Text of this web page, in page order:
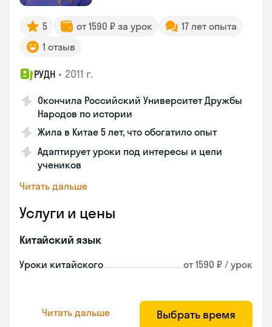
5 от 1590 ₽ за урок
17 лет опыта
1 отзыв
РУДН • 2011 г.
Окончила Российский Университет Дружбы
Народов по истории
Жила в Китае 5 лет, что обогатило опыт
Адаптирует уроки под интересы и цели
учеников
Читать дальше
Услуги и цены
Китайский язык
Уроки китайского от 1590 ₽ / урок
Читать дальше Выбрать время